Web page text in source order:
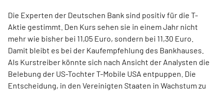
Die Experten der Deutschen Bank sind positiv für die T-
Aktie gestimmt. Den Kurs sehen sie in einem Jahr nicht
mehr wie bisher bei 11,05 Euro, sondern bei 11,30 Euro.
Damit bleibt es bei der Kaufempfehlung des Bankhauses.
Als Kurstreiber könnte sich nach Ansicht der Analysten die
Belebung der US-Tochter T-Mobile USA entpuppen. Die
Entscheidung, in den Vereinigten Staaten in Wachstum zu